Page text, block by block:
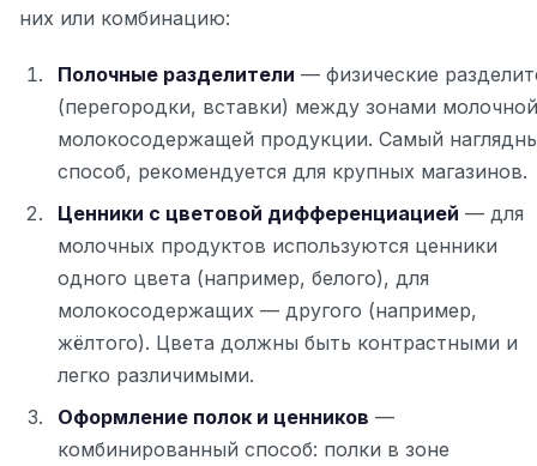
них или комбинацию:
Полочные разделители — физические
(перегородки, вставки) между зонами
молокосодержащей продукции. Самый
способ, рекомендуется для крупных магазинов.
Ценники с цветовой дифференциацией — для
молочных продуктов используются ценники
одного цвета (например, белого), для
молокосодержащих — другого (например,
жёлтого). Цвета должны быть контрастными и
легко различимыми.
Оформление полок и ценников —
комбинированный способ: полки в зоне